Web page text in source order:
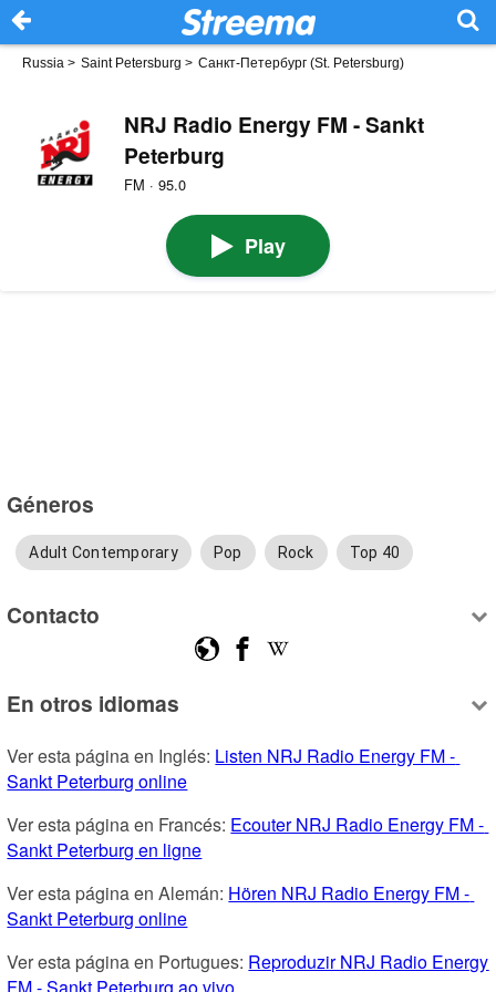
Russia > Saint Petersburg > Санкт-Петербург (St. Petersburg)
NRJ Radio Energy FM - Sankt
Peterburg
FM · 95.0
Play
Géneros
Adult Contemporary Pop Rock Top 40
Contacto
En otros idiomas
Ver esta página en Inglés: Listen NRJ Radio Energy FM -
Sankt Peterburg online
Ver esta página en Francés: Ecouter NRJ Radio Energy FM -
Sankt Peterburg en ligne
Ver esta página en Alemán: Hören NRJ Radio Energy FM -
Sankt Peterburg online
Ver esta página en Portugues: Reproduzir NRJ Radio Energy
FM - Sankt Peterburg ao vivo